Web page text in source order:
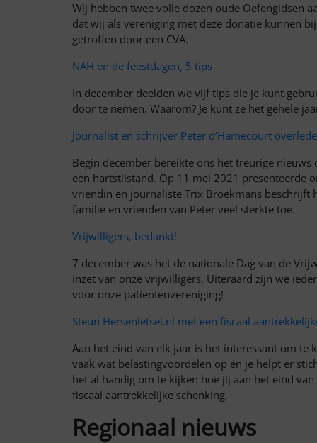
Wij hebben twee volle dozen oude Oefengidsen
dat wij als vereniging met deze donatie kunnen
getroffen door een CVA.
NAH en de feestdagen, 5 tips
In december deelden we vijf tips die je kunt
door te nemen. Waarom? Je kunt ze het gehele
Journalist en schrijver Peter d’Hamecourt
Begin december bereikte ons het treurige
een hartstilstand. Op 11 mei 2021 presenteerde
vriendin en journaliste Trix Broekmans beschrijft
familie en vrienden van Peter veel sterkte toe.
Vrijwilligers, bedankt!
7 december was het de nationale Dag van de
inzet van onze vrijwilligers. Uiteraard zijn we
voor onze patiëntenvereniging!
Steun Hersenletsel.nl met een fiscaal
Aan het eind van elk jaar is het interessant om
vaak wat belastingvoordelen op én je helpt er
het al handig om te kijken hoe jij aan het eind
fiscaal aantrekkelijke schenking.
Regionaal nieuws